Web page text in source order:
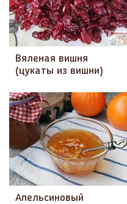
Вяленая вишня
(цукаты из вишни)
Апельсиновый